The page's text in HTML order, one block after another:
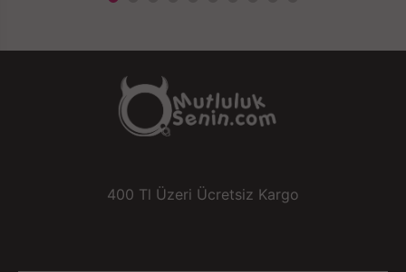
400 Tl Üzeri Ücretsiz Kargo